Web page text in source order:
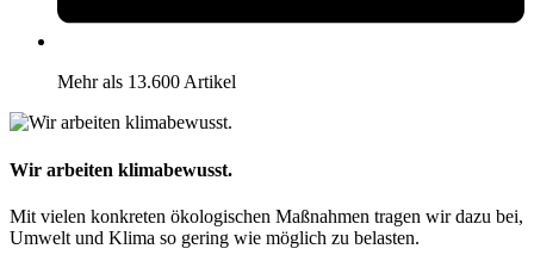
Mehr als 13.600 Artikel
Wir arbeiten klimabewusst.
Mit vielen konkreten ökologischen Maßnahmen tragen wir dazu bei,
Umwelt und Klima so gering wie möglich zu belasten.